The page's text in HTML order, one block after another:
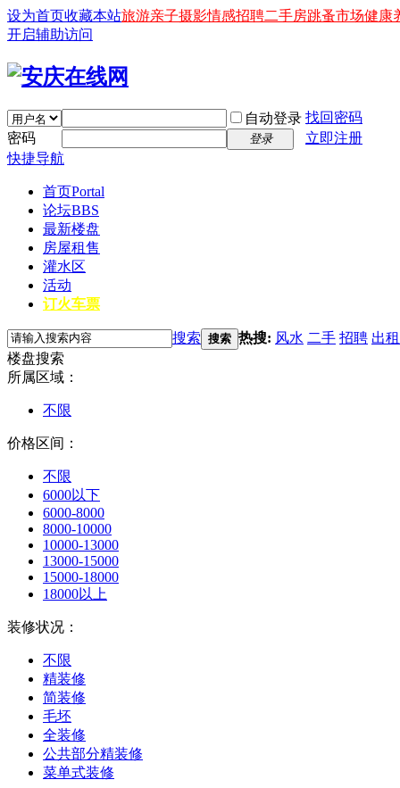
设为首页收藏本站旅游亲子摄影情感招聘二手房跳蚤市场健康
开启辅助访问
自动登录 找回密码
密码
登录
立即注册
快捷导航
首页Portal
论坛BBS
最新楼盘
房屋租售
灌水区
活动
订火车票
搜索 搜索 热搜: 风水 二手 招聘 出租
楼盘搜索
所属区域：
不限
价格区间：
不限
6000以下
6000-8000
8000-10000
10000-13000
13000-15000
15000-18000
18000以上
装修状况：
不限
精装修
简装修
毛坯
全装修
公共部分精装修
菜单式装修